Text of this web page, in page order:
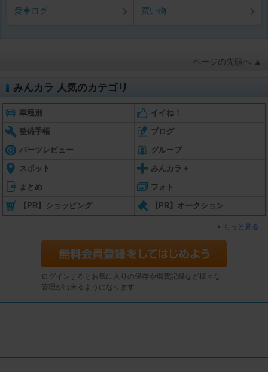
愛車ログ 買い物
ページの先頭へ ▲
みんカラ 人気のカテゴリ
車種別 イイね！
整備手帳 ブログ
パーツレビュー グループ
スポット みんカラ＋
まとめ フォト
【PR】ショッピング 【PR】オークション
もっと見る
ログインするとお気に入りの保存や燃費記録など様々な
管理が出来るようになります